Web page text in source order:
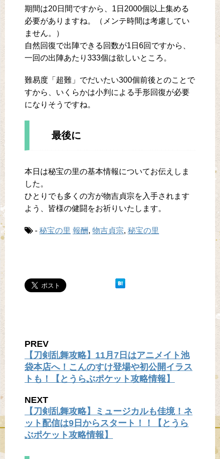
期間は20日間ですから、1日2000個以上集める
必要がありますね。（メンテ時間は考慮してい
ません。）
自然回復で出陣できる回数が1日6回ですから、
一回の出陣あたり333個は欲しいところ。
難易度「超難」でだいたい300個前後とのことで
すから、いくらかは小判による手形回復が必要
になりそうですね。
最後に
本日は秘宝の里の基本情報についてお伝えしま
した。
ひとりでも多くの方が物吉貞宗を入手されます
よう、皆様の健闘をお祈りいたします。
- 秘宝の里 報酬, 物吉貞宗, 秘宝の里
PREV
【刀剣乱舞攻略】11月7日はアニメイト池
袋本店へ！こんのすけ登場や初公開イラス
トも！【とうらぶポケット攻略情報】
NEXT
【刀剣乱舞攻略】ミュージカルも佳境！ネ
ット配信は9日からスタート！！【とうら
ぶポケット攻略情報】